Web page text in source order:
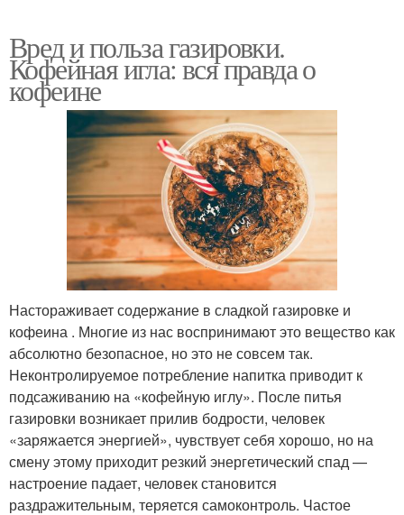
Вред и польза газировки.
Кофейная игла: вся правда о
кофеине
Настораживает содержание в сладкой газировке и
кофеина . Многие из нас воспринимают это вещество как
абсолютно безопасное, но это не совсем так.
Неконтролируемое потребление напитка приводит к
подсаживанию на «кофейную иглу». После питья
газировки возникает прилив бодрости, человек
«заряжается энергией», чувствует себя хорошо, но на
смену этому приходит резкий энергетический спад —
настроение падает, человек становится
раздражительным, теряется самоконтроль. Частое